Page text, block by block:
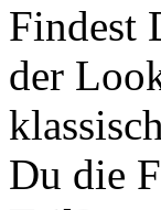
Findest
der
Du die